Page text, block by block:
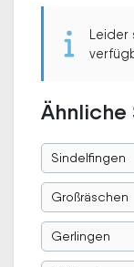
Leider
Ähnliche
Sindelfingen
Großräschen
Gerlingen